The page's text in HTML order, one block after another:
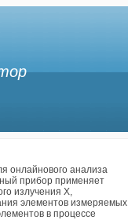
онлайнового анализа
прибор применяет
излучения X,
элементов измеряемых
в процессе